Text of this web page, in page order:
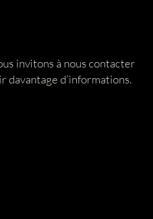
invitons à nous contacter
davantage d’informations.